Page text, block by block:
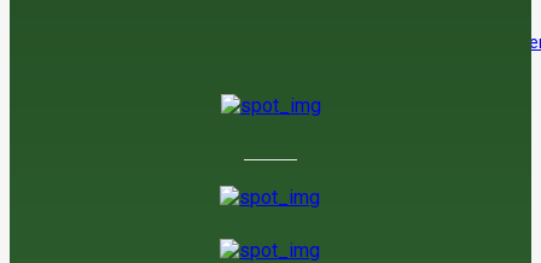
El verdadero reto ya no es abrir mercados. Es elegir en cuáles